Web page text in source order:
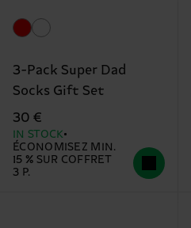
3-Pack Super Dad
Socks Gift Set
30 €
IN STOCK
ÉCONOMISEZ MIN.
15 % SUR COFFRET
3 P.